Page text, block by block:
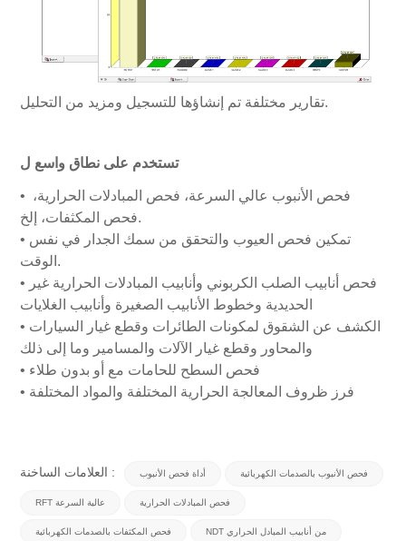
تقارير مختلفة تم إنشاؤها للتسجيل ومزيد من التحليل.
تستخدم على نطاق واسع ل
• فحص الأنبوب عالي السرعة، فحص المبادلات الحرارية،
فحص المكثفات، إلخ.
• تمكين فحص العيوب والتحقق من سمك الجدار في نفس
الوقت.
• فحص أنابيب الصلب الكربوني وأنابيب المبادلات الحرارية غير
الحديدية وخطوط الأنابيب الصغيرة وأنابيب الغلايات
• الكشف عن الشقوق لمكونات الطائرات وقطع غيار السيارات
والمحاور وقطع غيار الآلات والمسامير وما إلى ذلك
• فحص السطح للحامات مع أو بدون طلاء
• فرز ظروف المعالجة الحرارية المختلفة والمواد المختلفة
العلامات الساخنة : أداة فحص الأنبوب فحص الأنبوب بالصدمات الكهربائية
RFT عالية السرعة فحص المبادلات الحرارية
فحص المكثفات بالصدمات الكهربائية NDT من أنابيب المبادل الحراري